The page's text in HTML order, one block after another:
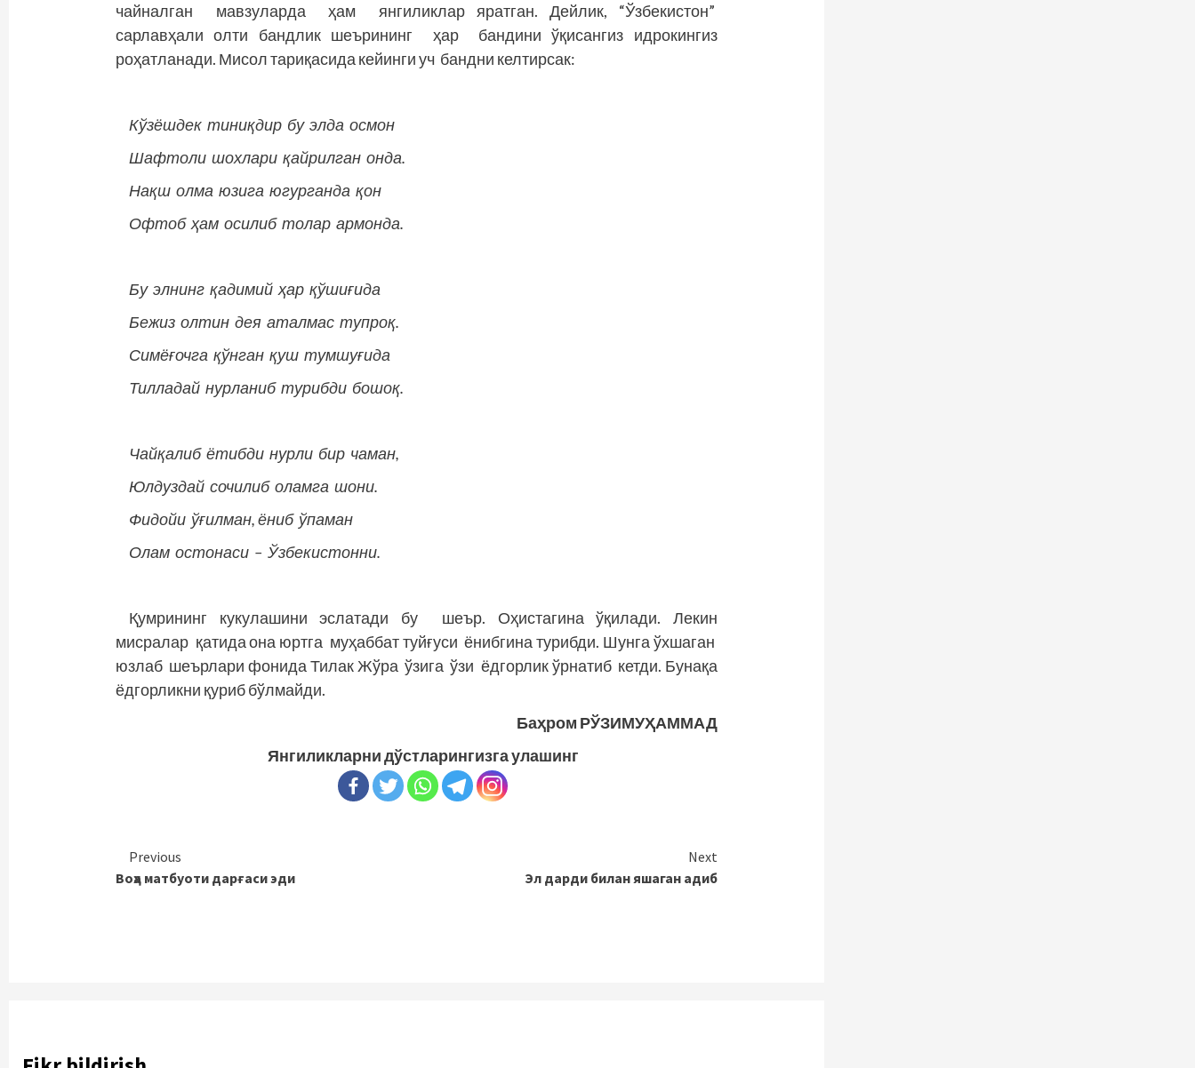
чайналган мавзуларда ҳам янги­ликлар яратган. Дейлик, “Ўзбекистон”
сарлавҳали олти бандлик шеърининг ҳар бандини ўқисангиз идрокингиз
роҳатланади. Мисол тариқасида кейинги уч бандни келтирсак:
Кўзёшдек тиниқдир бу элда осмон
Шафтоли шохлари қайрилган онда.
Нақш олма юзига югурганда қон
Офтоб ҳам осилиб толар армонда.
Бу элнинг қадимий ҳар қўшиғида
Бежиз олтин дея аталмас тупроқ.
Симёғочга қўнган қуш тумшуғида
Тилладай нурланиб турибди бошоқ.
Чайқалиб ётибди нурли бир чаман,
Юлдуздай сочилиб оламга шони.
Фидойи ўғилман, ёниб ўпаман
Олам остонаси – Ўзбекистонни.
Қумрининг кукулашини эслатади бу шеър. Оҳистагина ўқилади. Лекин
мисралар қатида она юртга муҳаббат туйғуси ёнибгина турибди. Шунга ўхшаган
юзлаб шеърлари фонида Тилак Жўра ўзига ўзи ёдгорлик ўрнатиб кетди. Бунақа
ёдгорликни қуриб бўлмайди.
Баҳром РЎЗИМУҲАММАД
Янгиликларни дўстларингизга улашинг
Continue
Reading
Previous
Воҳа матбуоти дарғаси эди
Next
Эл дарди билан яшаган адиб